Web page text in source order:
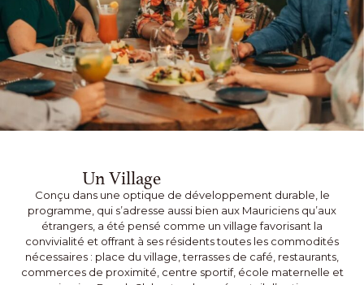
Un Village
Conçu dans une optique de développement durable, le
programme, qui s’adresse aussi bien aux Mauriciens qu’aux
étrangers, a été pensé comme un village favorisant la
convivialité et offrant à ses résidents toutes les commodités
nécessaires : place du village, terrasses de café, restaurants,
commerces de proximité, centre sportif, école maternelle et